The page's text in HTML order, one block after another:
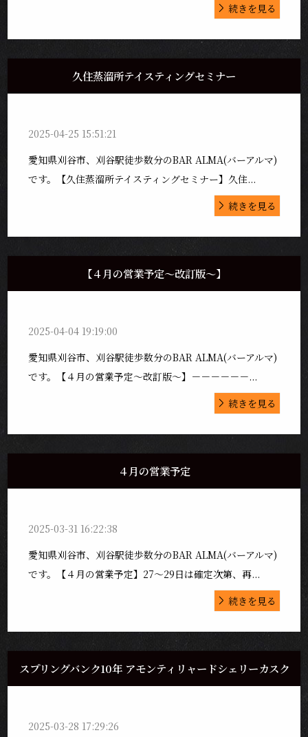
続きを見る
久住蒸溜所テイスティングセミナー
2025-04-25 15:51:21
愛知県刈谷市、刈谷駅徒歩数分のBAR ALMA(バーアルマ)
です。【久住蒸溜所テイスティングセミナー】久住...
続きを見る
【４月の営業予定〜改訂版〜】
2025-04-04 19:19:00
愛知県刈谷市、刈谷駅徒歩数分のBAR ALMA(バーアルマ)
です。【４月の営業予定〜改訂版〜】－－－－－－...
続きを見る
４月の営業予定
2025-03-31 16:22:38
愛知県刈谷市、刈谷駅徒歩数分のBAR ALMA(バーアルマ)
です。【４月の営業予定】27〜29日は確定次第、再...
続きを見る
スプリングバンク10年 アモンティリャードシェリーカスク
2025-03-28 17:29:26